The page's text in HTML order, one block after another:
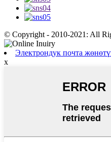
© Copyright - 2010-2021: All
Электрондук почта
x